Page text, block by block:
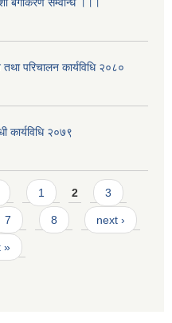
परिचालन कार्यविधि २०८०
कार्यविधि २०७९
1 2 3
7 8 next ›
»